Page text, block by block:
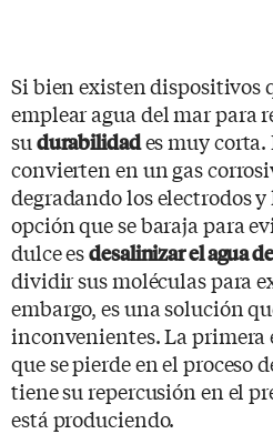
Si bien existen dispositivos
emplear agua del mar para
su durabilidades muy corta.
convierten en un gas
degradando los electrodos
opción que se baraja para
dulce esdesalinizar el agua
dividir sus moléculas para
embargo, es una solución
inconvenientes. La primera
que se pierde en el proceso
tiene su repercusión en el
está produciendo.